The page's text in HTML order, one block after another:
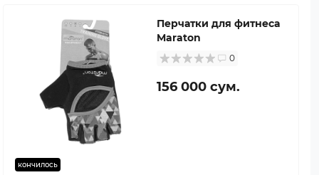
кончилось
Перчатки для фитнеса
Maraton
0
156 000 сум.